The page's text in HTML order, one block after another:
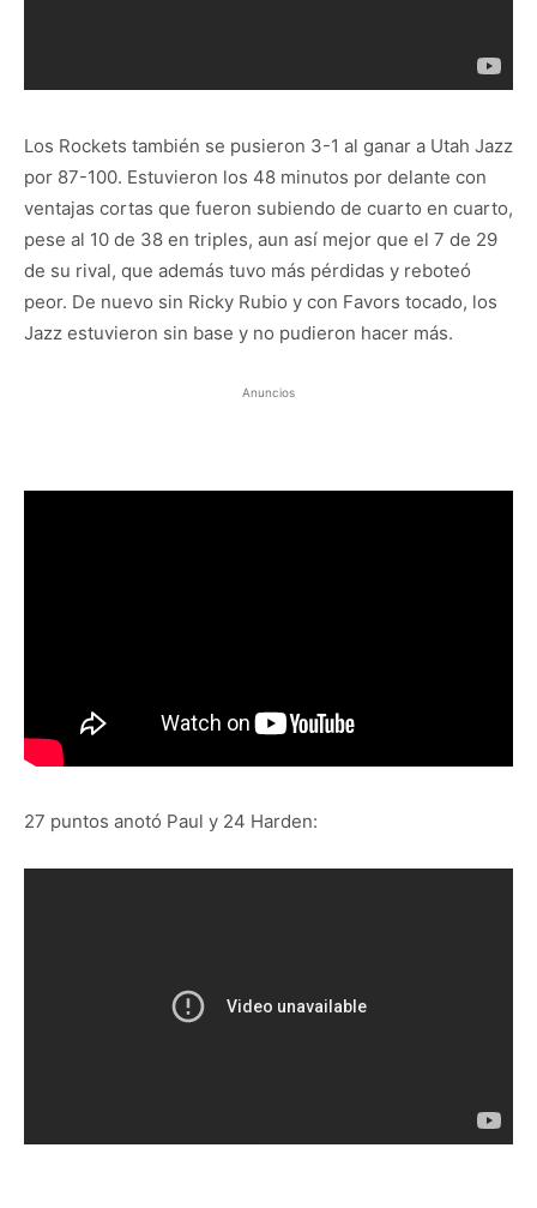
Los Rockets también se pusieron 3-1 al ganar a Utah Jazz
por 87-100. Estuvieron los 48 minutos por delante con
ventajas cortas que fueron subiendo de cuarto en cuarto,
pese al 10 de 38 en triples, aun así mejor que el 7 de 29
de su rival, que además tuvo más pérdidas y reboteó
peor. De nuevo sin Ricky Rubio y con Favors tocado, los
Jazz estuvieron sin base y no pudieron hacer más.
Anuncios
27 puntos anotó Paul y 24 Harden: